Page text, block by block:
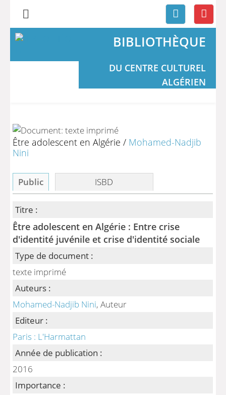
BIBLIOTHÈQUE
DU CENTRE CULTUREL
ALGÉRIEN
Être adolescent en Algérie / Mohamed-Nadjib
Nini
Public ISBD
Titre :
Être adolescent en Algérie : Entre crise
d'identité juvénile et crise d'identité sociale
Type de document :
texte imprimé
Auteurs :
Mohamed-Nadjib Nini, Auteur
Editeur :
Paris : L'Harmattan
Année de publication :
2016
Importance :